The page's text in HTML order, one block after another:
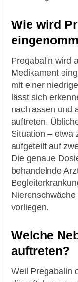
Wie wird
Pregabalin wird
Medikament
mit einer
lässt sich
nachlassen und
auftreten.
Situation – etwa
aufgeteilt auf
Die genaue
behandelnde
vorliegen.
Welche
auftreten?
Weil Pregabalin